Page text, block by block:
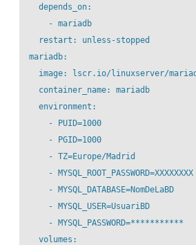
    depends_on:
      - mariadb
    restart: unless-stopped
  mariadb:
image: lscr.io/linuxserver/
    container_name: mariadb
    environment:
      - PUID=1000
      - PGID=1000
      - TZ=Europe/Madrid
      - MYSQL_ROOT_PASSWORD=XXXXXXXX
      - MYSQL_DATABASE=NomDeLaBD
      - MYSQL_USER=UsuariBD
      - MYSQL_PASSWORD=***********
    volumes: